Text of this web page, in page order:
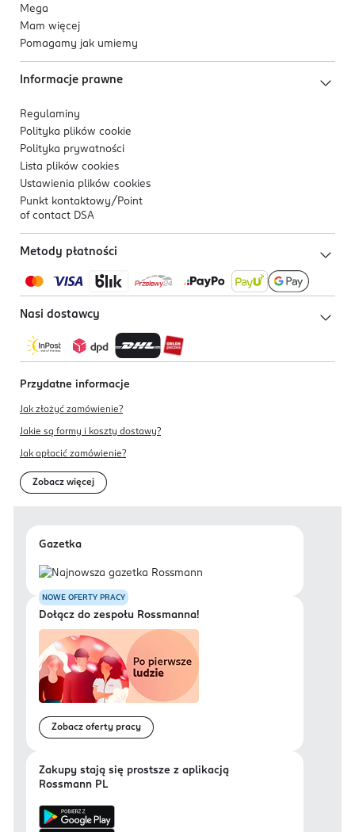
Mega
Mam więcej
Pomagamy jak umiemy
Informacje prawne
Regulaminy
Polityka plików cookie
Polityka prywatności
Lista plików cookies
Ustawienia plików cookies
Punkt kontaktowy/ Point
of contact DSA
Metody płatności
Nasi dostawcy
Przydatne informacje
Jak złożyć zamówienie?
Jakie są formy i koszty dostawy?
Jak opłacić zamówienie?
Zobacz więcej
Gazetka
NOWE OFERTY PRACY
Dołącz do zespołu Rossmanna!
Zobacz oferty pracy
Zakupy stają się prostsze z aplikacją
Rossmann PL